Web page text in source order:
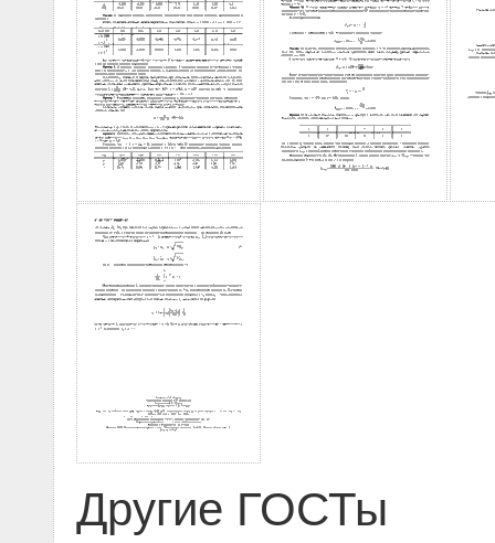
Другие ГОСТы